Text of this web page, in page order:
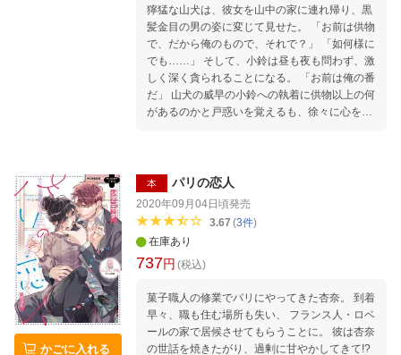
獰猛な山犬は、彼女を山中の家に連れ帰り、黒
髪金目の男の姿に変じて見せた。 「お前は供物
で、だから俺のもので、それで？」 「如何様に
でも……」 そして、小鈴は昼も夜も問わず、激
しく深く貪られることになる。 「お前は俺の番
だ」 山犬の威早の小鈴への執着に供物以上の何
があるのかと戸惑いを覚えるも、徐々に心を開
もふ和風ファンタジー！
かごに入れる
本 パリの恋人
2020年09月04日頃発売
3.67 (3件)
在庫あり
737円 (税込)
菓子職人の修業でパリにやってきた杏奈。 到着
早々、職も住む場所も失い、 フランス人・ロベ
ールの家で居候させてもらうことに。 彼は杏奈
の世話を焼きたがり、過剰に甘やかしてきて!?